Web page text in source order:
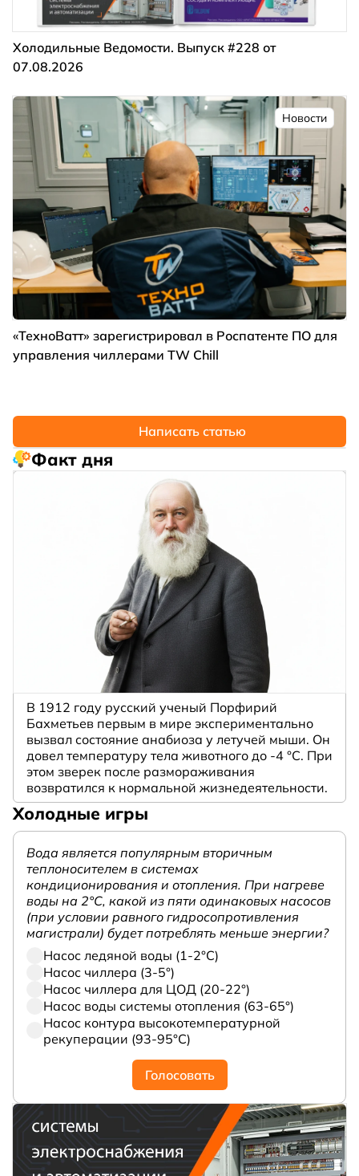
Холодильные Ведомости. Выпуск #228 от
07.08.2026
Новости
«ТехноВатт» зарегистрировал в Роспатенте ПО для
управления чиллерами TW Chill
Написать статью
Факт дня
В 1912 году русский ученый Порфирий
Бахметьев первым в мире экспериментально
вызвал состояние анабиоза у летучей мыши. Он
довел температуру тела животного до -4 °C. При
этом зверек после размораживания
возвратился к нормальной жизнедеятельности.
Холодные игры
Вода является популярным вторичным
теплоносителем в системах
кондиционирования и отопления. При нагреве
воды на 2°С, какой из пяти одинаковых насосов
(при условии равного гидросопротивления
магистрали) будет потреблять меньше энергии?
Насос ледяной воды (1-2°С)
Насос чиллера (3-5°)
Насос чиллера для ЦОД (20-22°)
Насос воды системы отопления (63-65°)
Насос контура высокотемпературной
рекуперации (93-95°С)
Голосовать